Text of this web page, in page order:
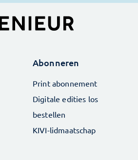
Abonneren
Print abonnement
Digitale edities los
bestellen
KIVI-lidmaatschap